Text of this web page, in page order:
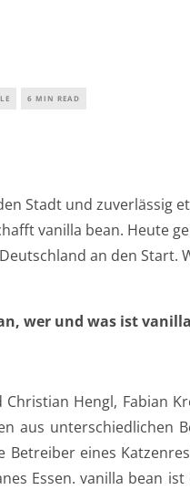
6 MIN READ
Stadt und zuverlässig
vanilla bean. Heute
an den
wer und was ist
Christian Hengl, Fabian
aus unterschiedlichen
Betreiber eines
Essen. vanilla bean